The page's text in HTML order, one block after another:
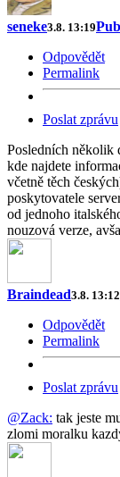
seneke3.8. 13:19
Odpovědět
Permalink
Poslat zprávu
Posledních několik
kde najdete
včetně těch
poskytovatele
od jednoho
nouzová verze,
Braindead3.8. 13:12
Odpovědět
Permalink
Poslat zprávu
@Zack: tak jeste
zlomi moralku